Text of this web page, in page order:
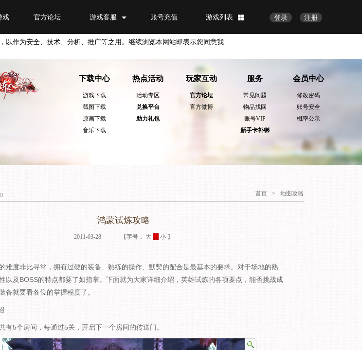
注册
登录
游戏列表
账号充值
游戏客服
官方论坛
戏
，以作为安全、技术、分析、推广等之用。继续浏览本网站即表示您同意我
下载中心
游戏下载
截图下载
原画下载
音乐下载
热点活动
活动专区
兑换平台
助力礼包
玩家互动
官方论坛
官方微博
服务
常见问题
物品找回
账号VIP
新手卡补绑
会员中心
修改密码
账号安全
概率公示
首页 > 地图攻略
鸿蒙试炼攻略
2011-03-28 【字号： 大 中 小 】
度非比寻常，拥有过硬的装备、熟练的操作、默契的配合是最基本的要求。对于场地的熟
以及BOSS的特点都要了如指掌。下面就为大家详细介绍，英雄试炼的各项要点，能否挑战成
备就要看各位的掌握程度了。
5个房间，每通过5关，开启下一个房间的传送门。